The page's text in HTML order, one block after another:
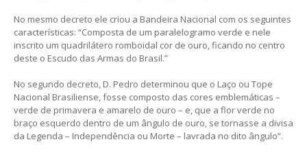
No mesmo decreto ele criou a Bandeira Nacional com os seguintes
características: “Composta de um paralelogramo verde e nele
inscrito um quadrilátero romboidal cor de ouro, ficando no centro
deste o Escudo das Armas do Brasil.”
No segundo decreto, D. Pedro determinou que o Laço ou Tope
Nacional Brasiliense, fosse composto das cores emblemáticas –
verde de primavera e amarelo de ouro – e, que a flor verde no
braço esquerdo dentro de um ângulo de ouro, se tornasse a divisa
da Legenda – Independência ou Morte – lavrada no dito ângulo”.